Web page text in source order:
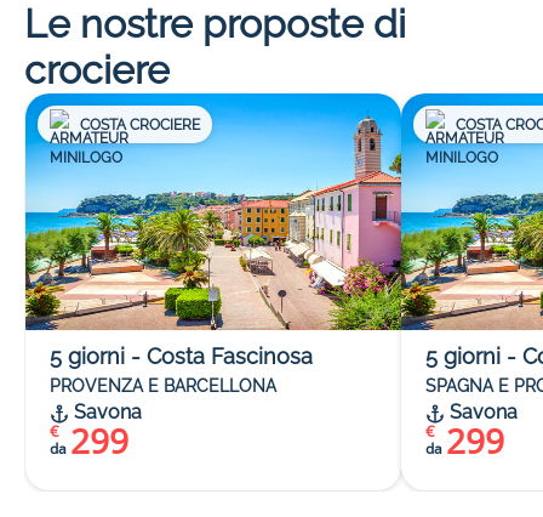
Le nostre proposte di
crociere
COSTA CROCIERE
5 giorni - Costa Fascinosa
PROVENZA E BARCELLONA
Savona
da 299
€
COSTA
5 giorni -
SPAGNA E
Savona
da 299
€